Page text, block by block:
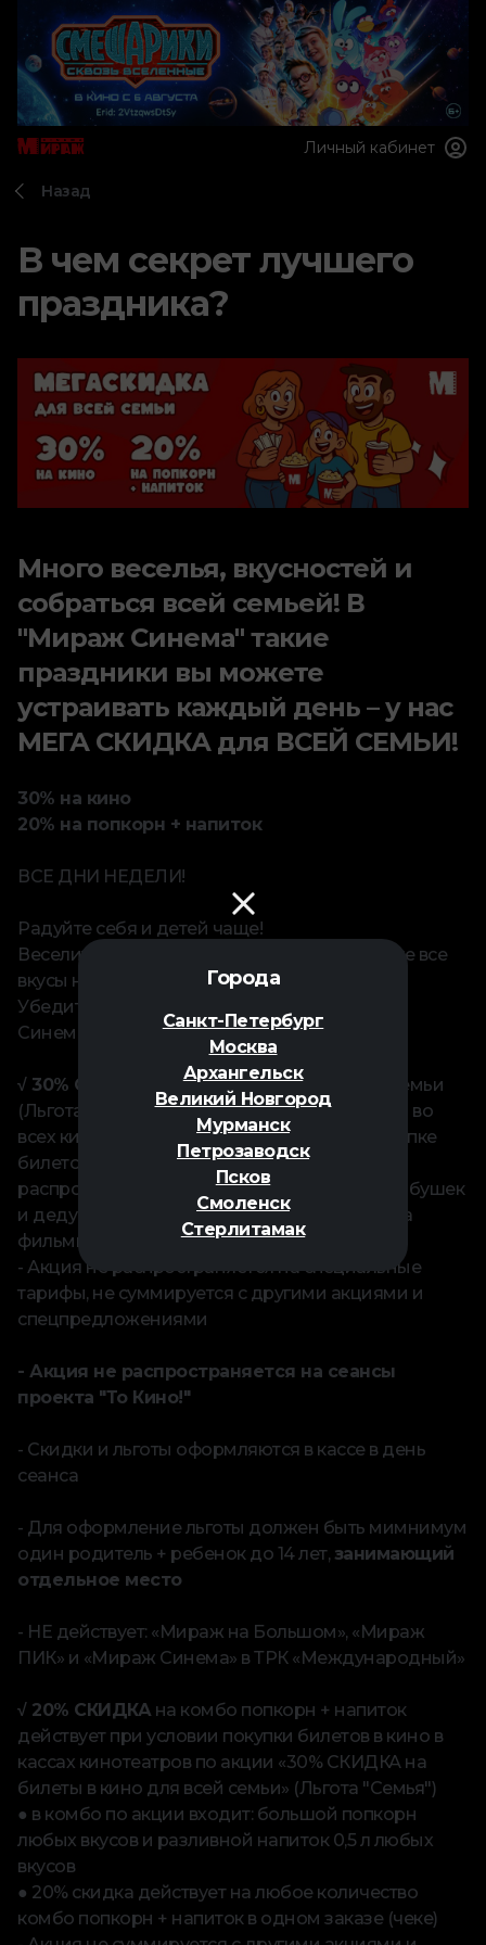
Города
Санкт-Петербург
Москва
Архангельск
Великий Новгород
Мурманск
Петрозаводск
Псков
Смоленск
Стерлитамак
Личный кабинет
Назад
В чем секрет лучшего
праздника?
Много веселья, вкусностей и
собраться всей семьей! В
"Мираж Синема" такие
праздники вы можете
устраивать каждый день – у нас
МЕГА СКИДКА для ВСЕЙ СЕМЬИ!
30% на кино
20% на попкорн + напиток
ВСЕ ДНИ НЕДЕЛИ!
Радуйте себя и детей чаще!
Веселитесь в кино всей семьей и попробуйте все
вкусы нашего попкорна.
Убедитесь сами: праздник живет в "Мираж
Синема"!
√ 30% СКИДКА
на билеты в кино для всей семьи
(Льгота "Семья") действует все дни недели ● во
всех кинотеатрах "Мираж Синема" при покупке
билетов в кассах ● на стандартные места ●
распространяется на родителей (а также бабушек
и дедушек) с детьми до 14 лет ● действует на
фильмы 0+, 6+, 12+
- Акция не распространяется на специальные
тарифы, не суммируется с другими акциями и
спецпредложениями
- Акция не распространяется на сеансы
проекта "То Кино!"
- Скидки и льготы оформляются в кассе в день
сеанса
- Для оформление льготы должен быть мимнимум
один родитель + ребенок до 14 лет, занимающий
отдельное место
- НЕ действует: «Мираж на Большом», «Мираж
ПИК» и «Мираж Синема» в ТРК «Международный»
√ 20% СКИДКА на комбо попкорн + напиток
действует при условии покупки билетов в кино в
кассах кинотеатров по акции «30% СКИДКА на
билеты в кино для всей семьи» (Льгота "Семья")
● в комбо по акции входит: большой попкорн
любых вкусов и разливной напиток 0,5 л любых
вкусов
● 20% скидка действует на любое количество
комбо попкорн + напиток в одном заказе (чеке)